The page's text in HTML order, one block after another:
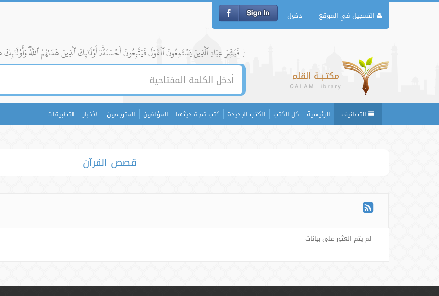
التسجيل في الموقع دخول
{ فَبَشِّرۡ عِبَادِ ٱلَّذِينَ يَسۡتَمِعُونَ ٱلۡقَوۡلَ فَيَتَّبِعُونَ أَحۡسَنَهُۥٓۚ أُوْلَٰٓئِكَ ٱلَّذِينَ هَدَىٰهُمُ ٱللَّهُۖ وَأُوْلَٰٓئِكَ
التصانيف الرئيسية كل الكتب الكتب الجديدة كتب تم تحديثها المؤلفون المترجمون الأخبار التطبيقات
قصص القرآن
لم يتم العثور على بيانات